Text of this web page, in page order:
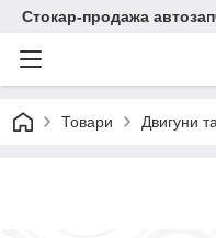
Стокар-продажа
Товари Двигуни